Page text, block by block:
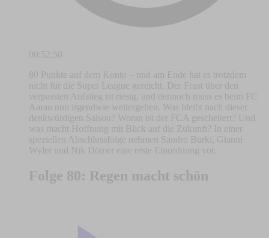
00:52:50
80 Punkte auf dem Konto – und am Ende hat es trotzdem
nicht für die Super League gereicht. Der Frust über den
verpassten Aufstieg ist riesig, und dennoch muss es beim FC
Aarau nun irgendwie weitergehen. Was bleibt nach dieser
denkwürdigen Saison? Woran ist der FCA gescheitert? Und
was macht Hoffnung mit Blick auf die Zukunft? In einer
speziellen Abschlussfolge nehmen Sandro Burki, Gianni
Wyler und Nik Dömer eine erste Einordnung vor.
Folge 80: Regen macht schön